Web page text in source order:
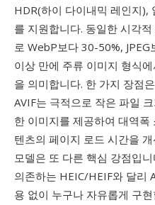
HDR(하이 다이내믹 레인지),
를 지원합니다. 동일한 시각
로 WebP보다 30-50%,
이상 만에 주류 이미지 형식
을 의미합니다. 한 가지 장점
AVIF는 극적으로 작은 파일
한 이미지를 제공하여 대역
텐츠의 페이지 로드 시간을
모델은 또 다른 핵심 강점입
의존하는 HEIC/HEIF와 달리
용 없이 누구나 자유롭게 구